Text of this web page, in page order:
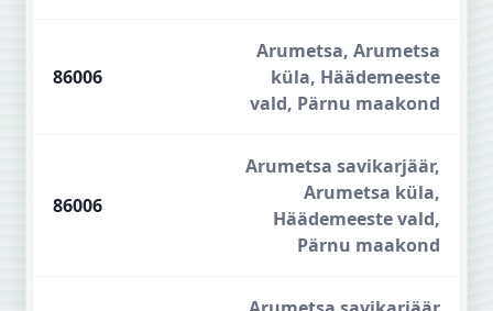
86006
Arumetsa, Arumetsa
küla, Häädemeeste
vald, Pärnu maakond
86006
Arumetsa savikarjäär,
Arumetsa küla,
Häädemeeste vald,
Pärnu maakond